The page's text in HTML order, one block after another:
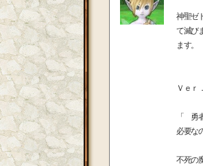
神聖ゼ
て滅び
ます。
Ｖｅｒ
「 勇
必要な
不死の